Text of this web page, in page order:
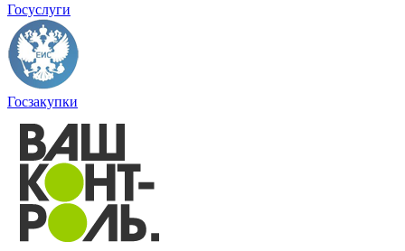
Госуслуги
Госзакупки